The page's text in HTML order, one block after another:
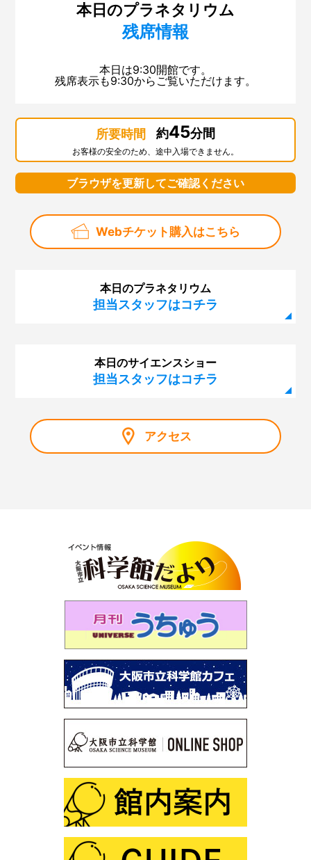
本日のプラネタリウム
残席情報
本日は9:30開館です。
残席表示も9:30からご覧いただけます。
所要時間 約45分間
お客様の安全のため、途中入場できません。
ブラウザを更新してご確認ください
Webチケット購入はこちら
本日のプラネタリウム
担当スタッフはコチラ
本日のサイエンスショー
担当スタッフはコチラ
アクセス